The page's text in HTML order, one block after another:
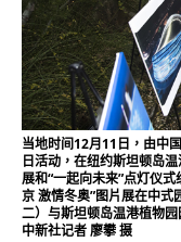
当地时间12月11日，由中
日活动，在纽约斯坦顿岛
展和“一起向未来”点灯仪
京 激情冬奥”图片展在中式
二）与斯坦顿岛温港植物
中新社记者 廖攀 摄